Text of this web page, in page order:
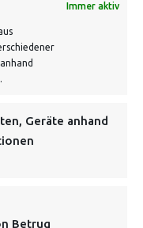
Immer aktiv
Geräte anhand
Betrug